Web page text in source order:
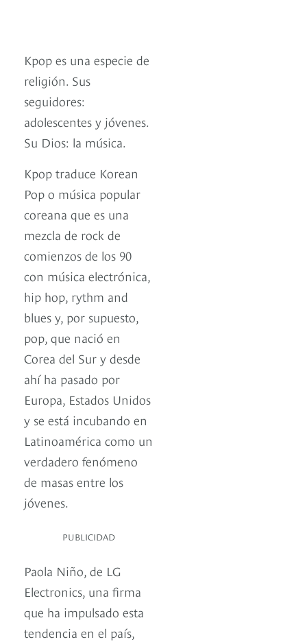
Kpop es una especie de
religión. Sus
seguidores:
adolescentes y jóvenes.
Su Dios: la música.
Kpop traduce Korean
Pop o música popular
coreana que es una
mezcla de rock de
comienzos de los 90
con música electrónica,
hip hop, rythm and
blues y, por supuesto,
pop, que nació en
Corea del Sur y desde
ahí ha pasado por
Europa, Estados Unidos
y se está incubando en
Latinoamérica como un
verdadero fenómeno
de masas entre los
jóvenes.
PUBLICIDAD
Paola Niño, de LG
Electronics, una firma
que ha impulsado esta
tendencia en el país,